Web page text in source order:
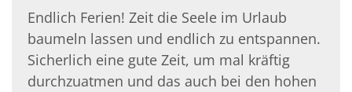
Endlich Ferien! Zeit die Seele im Urlaub
baumeln lassen und endlich zu entspannen.
Sicherlich eine gute Zeit, um mal kräftig
durchzuatmen und das auch bei den hohen